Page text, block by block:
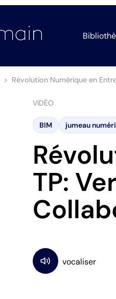
Révolution Numérique en
VIDÉO
BIM jumeau
TP: